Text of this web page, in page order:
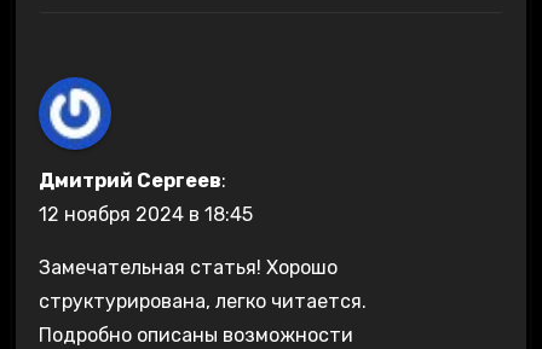
Дмитрий Сергеев:
12 ноября 2024 в 18:45
Замечательная статья! Хорошо
структурирована, легко читается.
Подробно описаны возможности